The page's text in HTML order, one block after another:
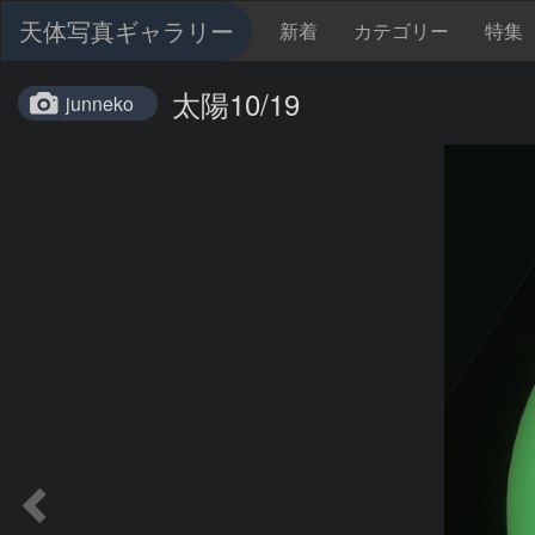
天体写真ギャラリー 新着 カテゴリー 特集
junneko 太陽10/19